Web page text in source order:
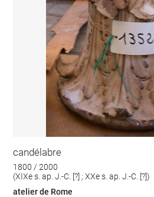
candélabre
1800 / 2000
(XIXe s. ap. J.-C. [?] ; XXe s. ap. J.-C. [?])
atelier de Rome